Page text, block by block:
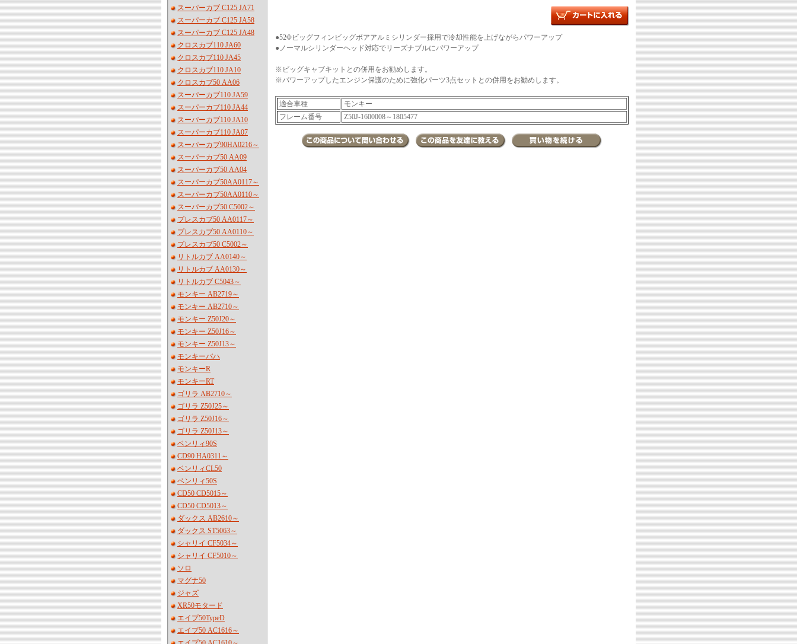
スーパーカブ C125 JA71
スーパーカブ C125 JA58
スーパーカブ C125 JA48
クロスカブ110 JA60
クロスカブ110 JA45
クロスカブ110 JA10
クロスカブ50 AA06
スーパーカブ110 JA59
スーパーカブ110 JA44
スーパーカブ110 JA10
スーパーカブ110 JA07
スーパーカブ90HA0216～
スーパーカブ50 AA09
スーパーカブ50 AA04
スーパーカブ50AA0117～
スーパーカブ50AA0110～
スーパーカブ50 C5002～
プレスカブ50 AA0117～
プレスカブ50 AA0110～
プレスカブ50 C5002～
リトルカブ AA0140～
リトルカブ AA0130～
リトルカブ C5043～
モンキー AB2719～
モンキー AB2710～
モンキー Z50J20～
モンキー Z50J16～
モンキー Z50J13～
モンキーバハ
モンキーR
モンキーRT
ゴリラ AB2710～
ゴリラ Z50J25～
ゴリラ Z50J16～
ゴリラ Z50J13～
ベンリィ90S
CD90 HA0311～
ベンリィCL50
ベンリィ50S
CD50 CD5015～
CD50 CD5013～
ダックス AB2610～
ダックス ST5063～
シャリイ CF5034～
シャリイ CF5010～
ソロ
マグナ50
ジャズ
XR50モタード
エイプ50TypeD
エイプ50 AC1616～
●52Φビッグフィンビッグボアアルミシリンダー採用で冷却性能を上げながらパワーアップ
●ノーマルシリンダーヘッド対応でリーズナブルにパワーアップ
※ビッグキャブキットとの併用をお勧めします。
※パワーアップしたエンジン保護のために強化パーツ3点セットとの併用をお勧めします。
適合車種
モンキー
フレーム番号
Z50J-1600008～1805477